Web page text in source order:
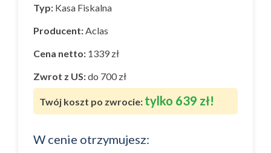
Typ: Kasa Fiskalna
Producent:Aclas
Cena netto: 1339 zł
Zwrot z US:do 700 zł
Twój koszt po zwrocie: tylko 639 zł!
W cenie otrzymujesz: